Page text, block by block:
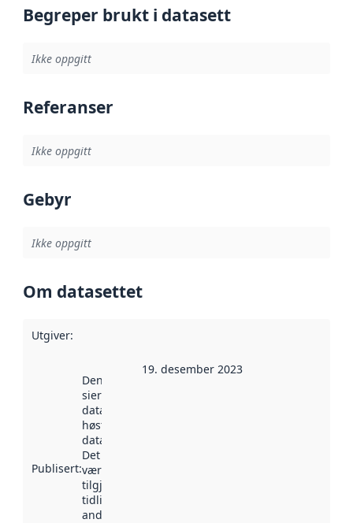
Begreper brukt i datasett
Ikke oppgitt
Referanser
Ikke oppgitt
Gebyr
Ikke oppgitt
Om datasettet
Utgiver:
Publisert:
Denne datoen
sier når
datasettet ble
høstet av
data.norge.no.
Det kan ha
vært
tilgjengelig
tidligere
andre steder.
19. desember 2023